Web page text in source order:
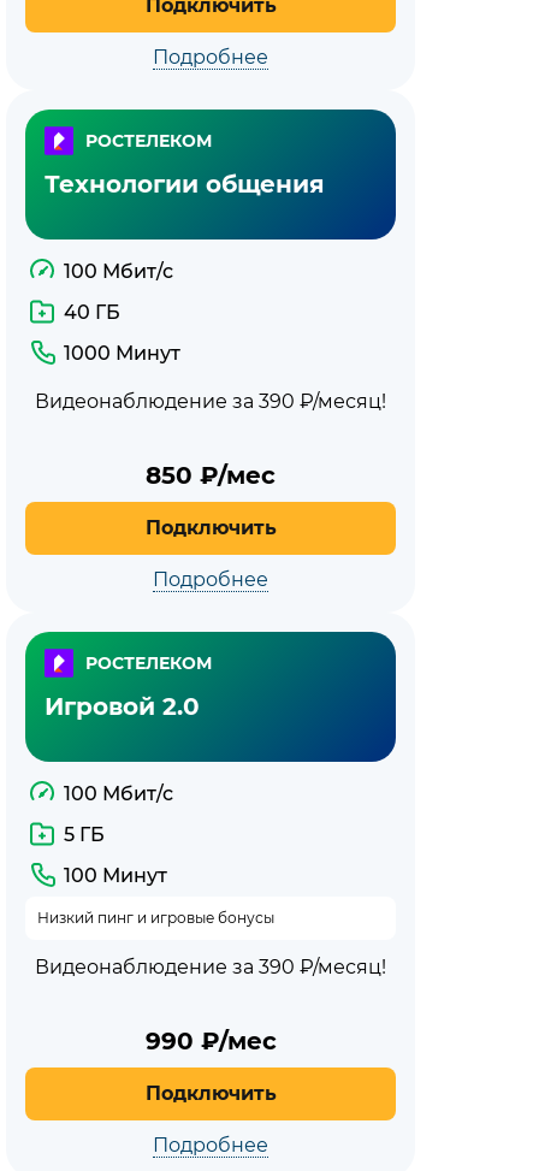
Подключить
Подробнее
РОСТЕЛЕКОМ
Технологии общения
100 Мбит/с
40 ГБ
1000 Минут
Видеонаблюдение за 390 ₽/месяц!
850 ₽/мес
Подключить
Подробнее
РОСТЕЛЕКОМ
Игровой 2.0
100 Мбит/с
5 ГБ
100 Минут
Низкий пинг и игровые бонусы
Видеонаблюдение за 390 ₽/месяц!
990 ₽/мес
Подключить
Подробнее